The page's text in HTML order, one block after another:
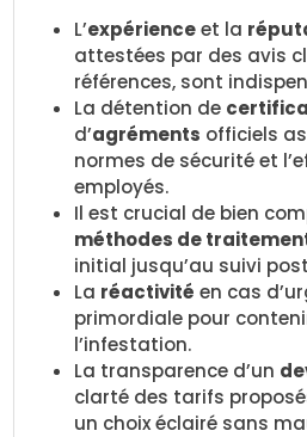
L’expérienceet la
attestées par des avis
références, sont
La détention de
d’agréments officiels
normes de sécurité et
employés.
Il est crucial de bien
méthodes de
initial jusqu’au suivi
La réactivité en cas
primordiale pour
l’infestation.
La transparence d’un
clarté des tarifs
un choix éclairé sans